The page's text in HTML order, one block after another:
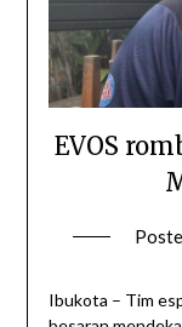
EVOS
Ibukota – Tim